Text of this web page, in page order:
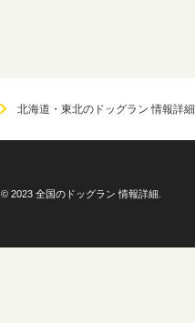
北海道・東北のドッグラン 情報詳細
© 2023 全国のドッグラン 情報詳細.